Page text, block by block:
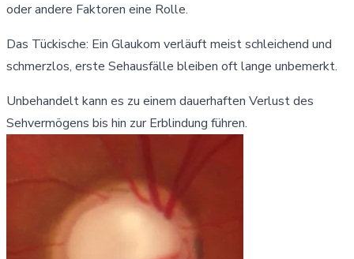
oder andere Faktoren eine Rolle.
Das Tückische: Ein Glaukom verläuft meist schleichend und
schmerzlos, erste Sehausfälle bleiben oft lange unbemerkt.
Unbehandelt kann es zu einem dauerhaften Verlust des
Sehvermögens bis hin zur Erblindung führen.